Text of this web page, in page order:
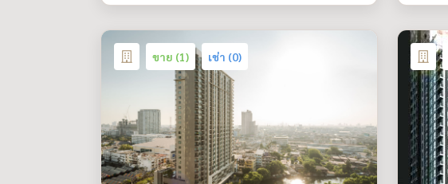
ขาย (1) เช่า (0)